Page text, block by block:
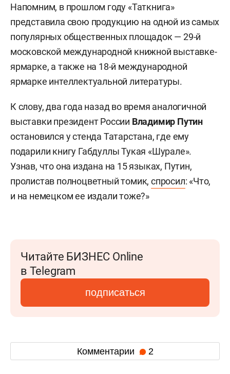
Напомним, в прошлом году «Таткнига»
представила свою продукцию на одной из самых
популярных общественных площадок — 29-й
московской международной книжной выставке-
ярмарке, а также на 18-й международной
ярмарке интеллектуальной литературы.
К слову, два года назад во время аналогичной
выставки президент России Владимир Путин
остановился у стенда Татарстана, где ему
подарили книгу Габдуллы Тукая «Шурале».
Узнав, что она издана на 15 языках, Путин,
пролистав полноцветный томик, спросил: «Что,
и на немецком ее издали тоже?»
Читайте БИЗНЕС Online
в Telegram
подписаться
Комментарии 2